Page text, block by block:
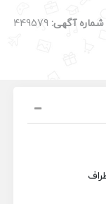
شماره آگهی: 449579